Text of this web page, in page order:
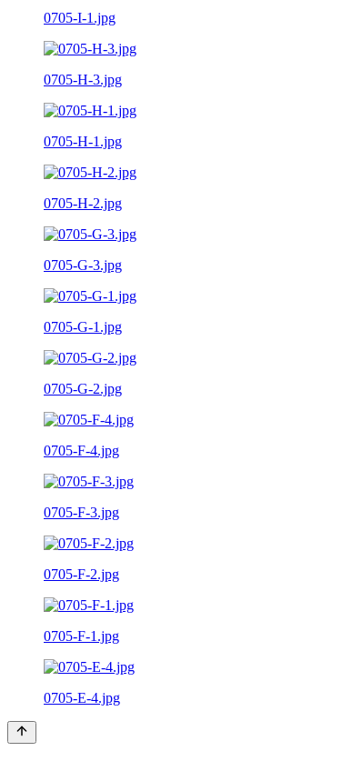
0705-I-1.jpg
0705-H-3.jpg
0705-H-1.jpg
0705-H-2.jpg
0705-G-3.jpg
0705-G-1.jpg
0705-G-2.jpg
0705-F-4.jpg
0705-F-3.jpg
0705-F-2.jpg
0705-F-1.jpg
0705-E-4.jpg